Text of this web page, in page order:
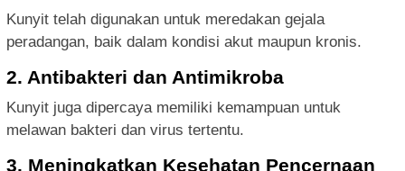
Kunyit telah digunakan untuk meredakan gejala
peradangan, baik dalam kondisi akut maupun kronis.
2. Antibakteri dan Antimikroba
Kunyit juga dipercaya memiliki kemampuan untuk
melawan bakteri dan virus tertentu.
3. Meningkatkan Kesehatan Pencernaan